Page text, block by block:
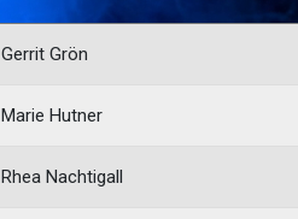
Gerrit Grön
Marie Hutner
Rhea Nachtigall